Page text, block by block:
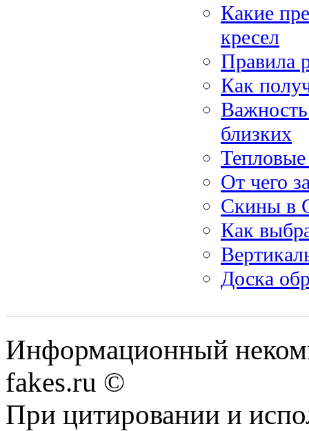
Какие
кресел
Правила
Как
Важность
близких
От чего
Скины в
Как
Доска
Информационный
fakes.ru ©
При цитировании и